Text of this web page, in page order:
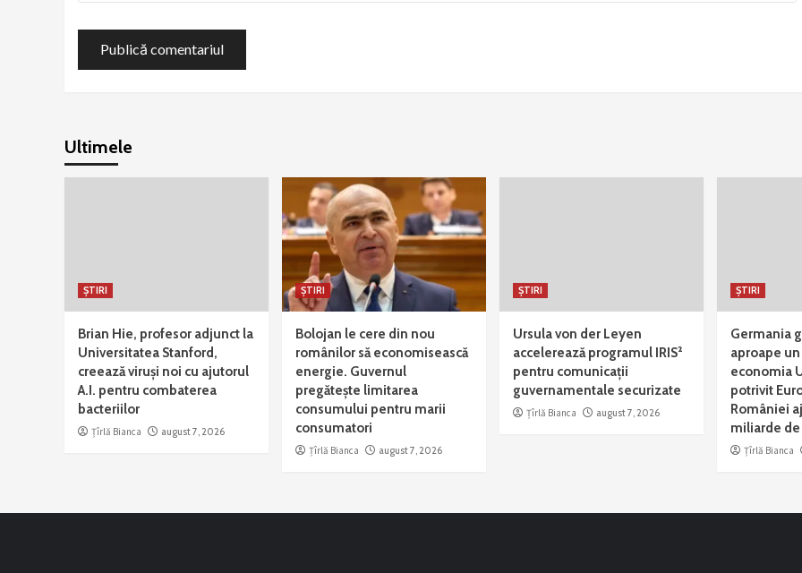
Ultimele
ȘTIRI
Brian Hie, profesor adjunct la
Universitatea Stanford,
creează viruși noi cu ajutorul
A.I. pentru combaterea
bacteriilor
Țîrlă Bianca august 7, 2026
ȘTIRI
Bolojan le cere din nou
românilor să economisească
energie. Guvernul
pregătește limitarea
consumului pentru marii
consumatori
Țîrlă Bianca august 7, 2026
ȘTIRI
Ursula von der Leyen
accelerează programul IRIS²
pentru comunicații
guvernamentale securizate
Țîrlă Bianca august 7, 2026
ȘTIRI
Germania
aproape
economia
potrivit
României
miliarde
Țîrlă Bianca